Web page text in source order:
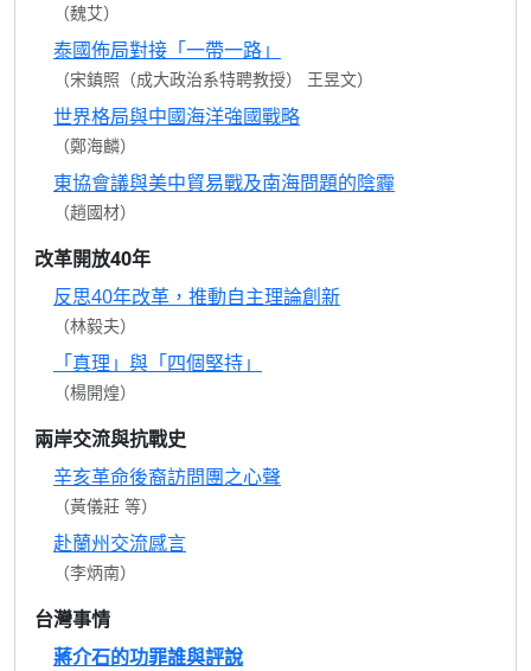
（魏艾）
泰國佈局對接「一帶一路」
（宋鎮照（成大政治系特聘教授） 王昱文）
世界格局與中國海洋強國戰略
（鄭海麟）
東協會議與美中貿易戰及南海問題的陰霾
（趙國材）
改革開放40年
反思40年改革，推動自主理論創新
（林毅夫）
「真理」與「四個堅持」
（楊開煌）
兩岸交流與抗戰史
辛亥革命後裔訪問團之心聲
（黃儀莊 等）
赴蘭州交流感言
（李炳南）
台灣事情
蔣介石的功罪誰與評說